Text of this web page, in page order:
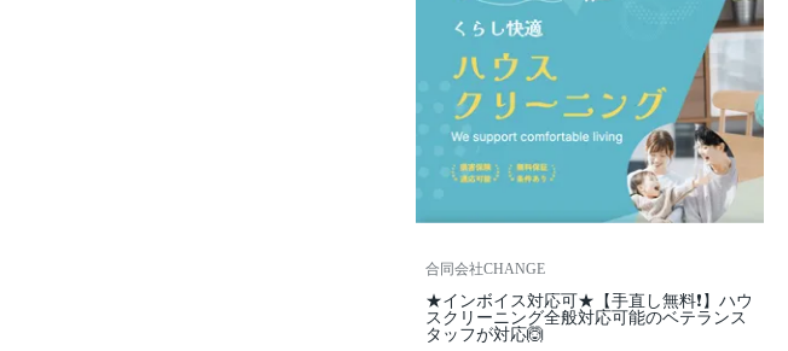
合同会社CHANGE
★インボイス対応可★【手直し無料❗️】ハウ
スクリーニング全般対応可能のベテランス
タッフが対応🙆